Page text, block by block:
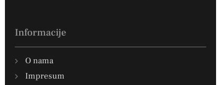
Informacije
O nama
Impresum